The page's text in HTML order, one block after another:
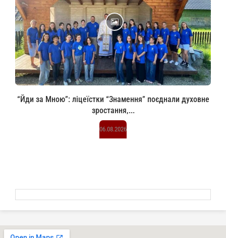
“Йди за Мною”: ліцеїстки “Знамення” поєднали духовне
зростання,...
06.08.2026